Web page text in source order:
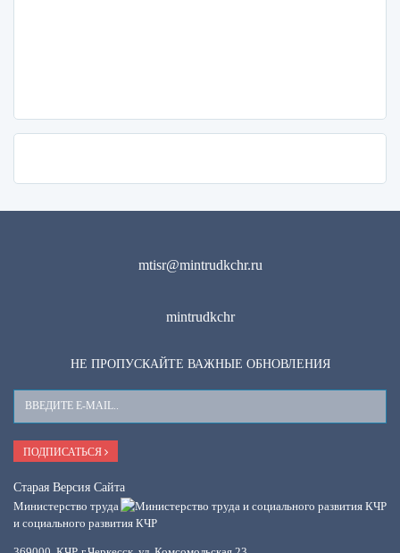
mtisr@mintrudkchr.ru
mintrudkchr
НЕ ПРОПУСКАЙТЕ ВАЖНЫЕ ОБНОВЛЕНИЯ
Ваш
E-
Mail
ПОДПИСАТЬСЯ
Старая Версия Сайта
Министерство труда
и социального развития КЧР